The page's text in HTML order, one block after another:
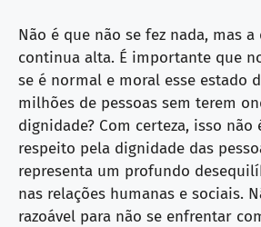
Não é que não se fez nada, mas a
continua alta. É importante que
se é normal e moral esse estado
milhões de pessoas sem terem
dignidade? Com certeza, isso
respeito pela dignidade das
representa um profundo
nas relações humanas e sociais.
razoável para não se enfrentar